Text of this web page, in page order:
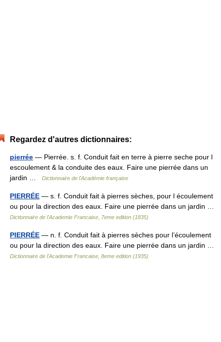
Regardez d'autres dictionnaires:
pierrée — Pierrée. s. f. Conduit fait en terre à pierre seche pour l
escoulement & la conduite des eaux. Faire une pierrée dans un
jardin …
Dictionnaire de l'Académie française
PIERRÉE — s. f. Conduit fait à pierres sèches, pour l écoulement
ou pour la direction des eaux. Faire une pierrée dans un jardin …
Dictionnaire de l'Academie Francaise, 7eme edition (1835)
PIERRÉE — n. f. Conduit fait à pierres sèches pour l’écoulement
ou pour la direction des eaux. Faire une pierrée dans un jardin …
Dictionnaire de l'Academie Francaise, 8eme edition (1935)